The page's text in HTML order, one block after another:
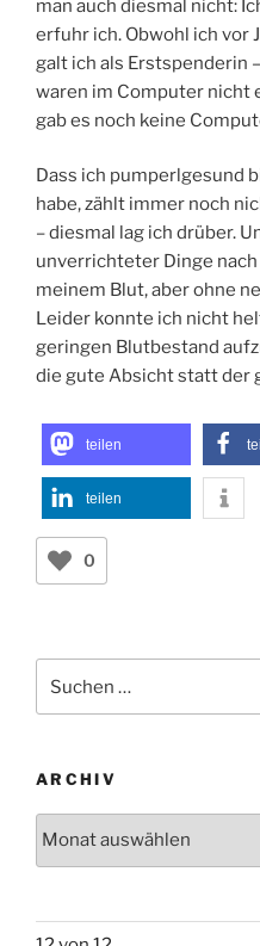
man auch diesmal nicht:
erfuhr ich. Obwohl ich vor
galt ich als Erstspenderin
waren im Computer nicht
gab es noch keine
Dass ich pumperlgesund
habe, zählt immer noch
– diesmal lag ich drüber.
unverrichteter Dinge
meinem Blut, aber ohne
Leider konnte ich nicht
geringen Blutbestand
die gute Absicht statt der
teilen
teilen
0
nach:
ARCHIV